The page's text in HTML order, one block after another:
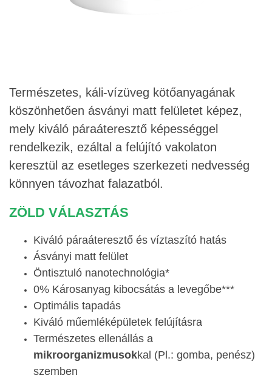
Természetes, káli-vízüveg kötőanyagának
köszönhetően ásványi matt felületet képez,
mely kiváló páraáteresztő képességgel
rendelkezik, ezáltal a felújító vakolaton
keresztül az esetleges szerkezeti nedvesség
könnyen távozhat falazatból.
ZÖLD VÁLASZTÁS
Kiváló páraáteresztő és víztaszító hatás
Ásványi matt felület
Öntisztuló nanotechnológia*
0% Károsanyag kibocsátás a levegőbe***
Optimális tapadás
Kiváló műemléképületek felújításra
Természetes ellenállás a
mikroorganizmusokkal (Pl.: gomba, penész)
szemben